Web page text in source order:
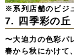
※系列店舗のビジ
7. 四季彩の丘
〜大迫力の色彩パ
春から秋にかけて